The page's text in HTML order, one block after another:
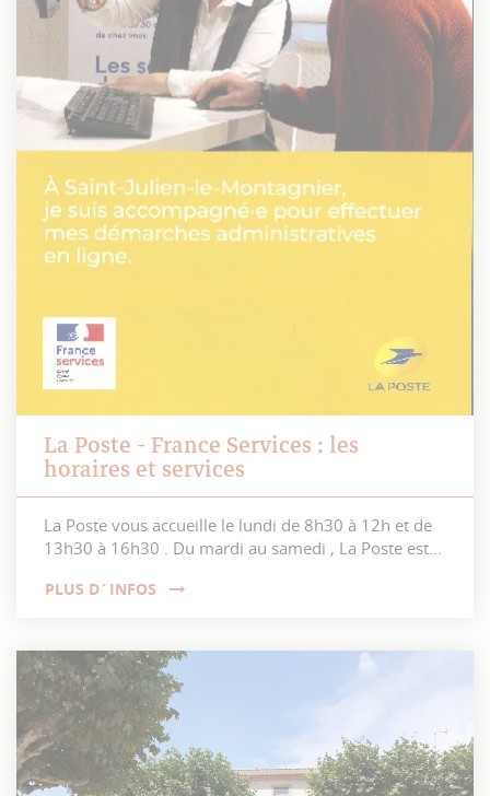
La Poste - France Services : les
horaires et services
La Poste vous accueille le lundi de 8h30 à 12h et de
13h30 à 16h30 . Du mardi au samedi , La Poste est...
PLUS D´INFOS